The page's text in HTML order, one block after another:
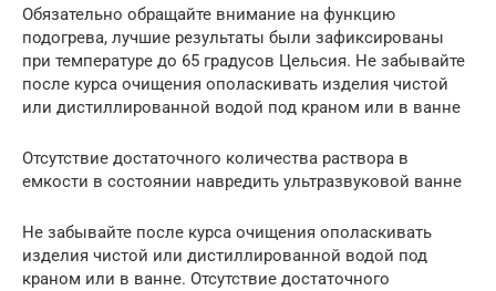
Обязательно обращайте внимание на функцию
подогрева, лучшие результаты были зафиксированы
при температуре до 65 градусов Цельсия. Не забывайте
после курса очищения ополаскивать изделия чистой
или дистиллированной водой под краном или в ванне
Отсутствие достаточного количества раствора в
емкости в состоянии навредить ультразвуковой ванне
Не забывайте после курса очищения ополаскивать
изделия чистой или дистиллированной водой под
краном или в ванне. Отсутствие достаточного